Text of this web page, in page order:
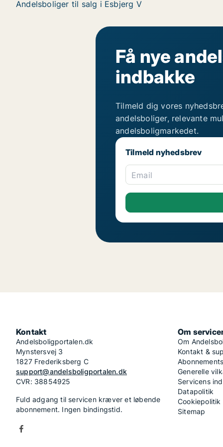
Andelsboliger til salg i Esbjerg V
Få nye
indbakke
Tilmeld dig vores
andelsboliger, relevante
andelsboligmarkedet.
Tilmeld nyhedsbrev
Email
Kontakt
Andelsboligportalen.dk
Mynstersvej 3
1827 Frederiksberg C
support@andelsboligportalen.dk
CVR: 38854925
Fuld adgang til servicen kræver et løbende
abonnement. Ingen bindingstid.
Om
Om
Kontakt &
Generelle
Servicens
Datapolitik
Cookiepolitik
Sitemap